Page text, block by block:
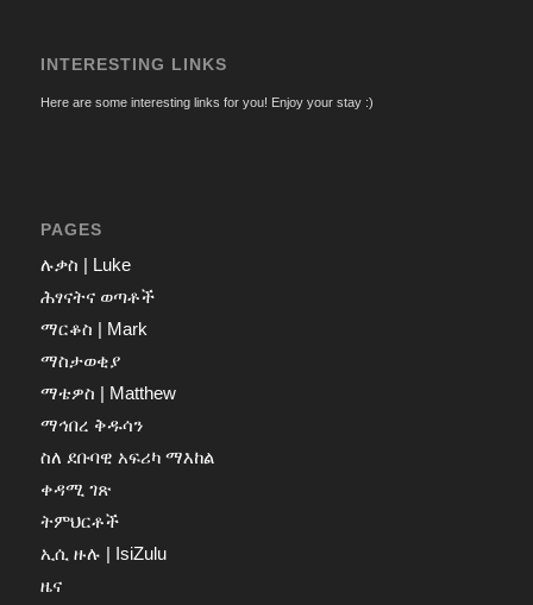
INTERESTING LINKS
Here are some interesting links for you! Enjoy your stay :)
PAGES
ሉቃስ | Luke
ሕፃናትና ወጣቶች
ማርቆስ | Mark
ማስታወቂያ
ማቴዎስ | Matthew
ማኅበረ ቅዱሳን
ስለ ደቡባዊ አፍሪካ ማእከል
ቀዳሚ ገጽ
ትምህርቶች
ኢሲ ዙሉ | IsiZulu
ዜና